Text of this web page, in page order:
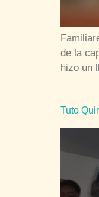
de la
hizo un
Tuto